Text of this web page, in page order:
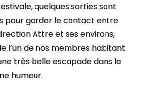
quelques sorties sont
pour garder le contact entre
Attre et ses environs,
l’un de nos membres habitant
très belle escapade dans le
humeur.